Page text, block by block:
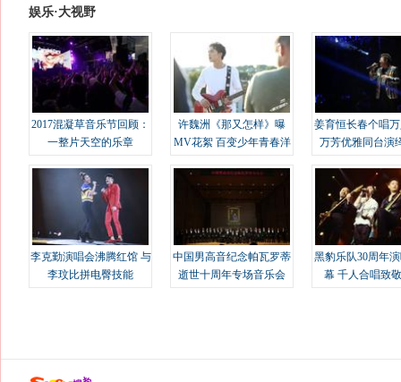
娱乐·大视野
2017混凝草音乐节回顾：
一整片天空的乐章
许魏洲《那又怎样》曝
MV花絮 百变少年青春洋
姜育恒长春个唱
万芳优雅同台演
李克勤演唱会沸腾红馆 与
李玟比拼电臀技能
中国男高音纪念帕瓦罗蒂
逝世十周年专场音乐会
黑豹乐队30周年
幕 千人合唱致